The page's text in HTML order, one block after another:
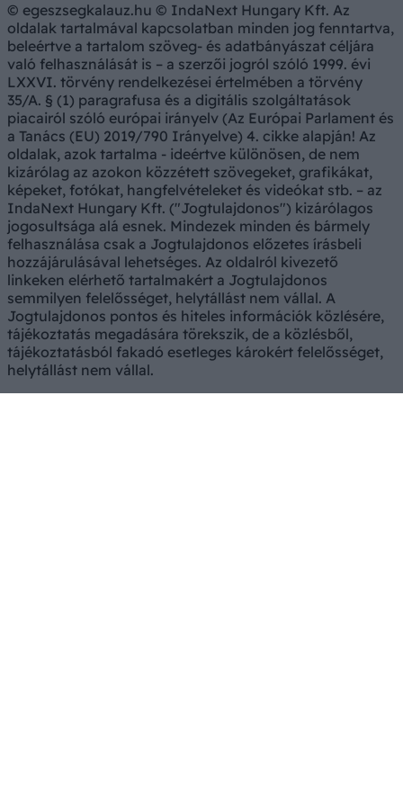
© egeszsegkalauz.hu © IndaNext Hungary Kft. Az
oldalak tartalmával kapcsolatban minden jog fenntartva,
beleértve a tartalom szöveg- és adatbányászat céljára
való felhasználását is – a szerzői jogról szóló 1999. évi
LXXVI. törvény rendelkezései értelmében a törvény
35/A. § (1) paragrafusa és a digitális szolgáltatások
piacairól szóló európai irányelv (Az Európai Parlament és
a Tanács (EU) 2019/790 Irányelve) 4. cikke alapján! Az
oldalak, azok tartalma - ideértve különösen, de nem
kizárólag az azokon közzétett szövegeket, grafikákat,
képeket, fotókat, hangfelvételeket és videókat stb. – az
IndaNext Hungary Kft. ("Jogtulajdonos") kizárólagos
jogosultsága alá esnek. Mindezek minden és bármely
felhasználása csak a Jogtulajdonos előzetes írásbeli
hozzájárulásával lehetséges. Az oldalról kivezető
linkeken elérhető tartalmakért a Jogtulajdonos
semmilyen felelősséget, helytállást nem vállal. A
Jogtulajdonos pontos és hiteles információk közlésére,
tájékoztatás megadására törekszik, de a közlésből,
tájékoztatásból fakadó esetleges károkért felelősséget,
helytállást nem vállal.